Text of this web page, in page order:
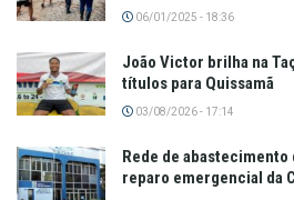
06/01/2025 - 18:36
João Victor brilha na
títulos para Quissamã
03/08/2026 - 17:14
Rede de abastecimento
reparo emergencial da